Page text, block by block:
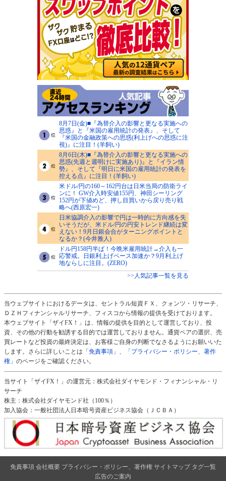
8月7日(金)■『為替介入の影響と更なる実施への
思惑』と『米国の雇用統計の発表』、そして
『米国の金融政策への思惑(利上げへの思惑に注
視)』に注目！(羊飼い)
8月6日(木)■『為替介入の影響と更なる実施への
思惑(先週と週明けに実施あり)』と『イラン情
勢』、そして『明日に米国の雇用統計の発表を
控える点』に注目！(羊飼い)
米ドル/円の160～162円台は日米当局の防衛ライ
ンに！ GW介入時安値155円、神田シーリング
152円が下値めど、押し目買いから戻り売り戦
略へ(西原宏一)
日米協調介入の影響で円は一時的に方向感を失
いそうだが、米ドル/円の円安トレンド継続は変
えない！9月日銀会合がターニングポイントと
なるか？(今井雅人)
ドル円158円半ば！今晩米雇用統計→介入も一
応警戒。日銀利上げペース加速か？9月利上げ
地ならしに注目。(ZERO)
>>人気記事一覧を見る
当ウェブサイトにおけるデータは、セントラル短資ＦＸ、クォンツ・リサーチ、
ＤＺＨフィナンシャルリサーチ、フィスコから情報の提供を受けております。
本ウェブサイト「ザイFX！」は、情報の提供を目的として運営しており、投
資、その他の行動を勧誘する目的では運営しておりません。通貨ペアの選択、売
買レートなど投資の最終決定は、お客様ご自身の判断でなさるようにお願いいた
します。さらに詳しいことは 「免責事項」
「プライバシー・ポリシー、著作
権」 のページをご確認ください。
当サイト「ザイFX！」の運営元：株式会社ダイヤモンド・フィナンシャル・リ
サーチ
株主：株式会社ダイヤモンド社（100％）
加入協会：一般社団法人日本暗号資産ビジネス協会（ＪＣＢＡ）
免責事項 会社概要 プライバシー・ポリシー、著作権 サイトマップ タグ一覧
広告のご案内